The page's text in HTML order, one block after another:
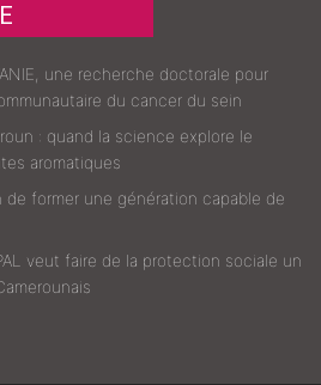
une recherche doctorale pour
du cancer du sein
: quand la science explore le
aromatiques
de former une génération capable de
veut faire de la protection sociale un